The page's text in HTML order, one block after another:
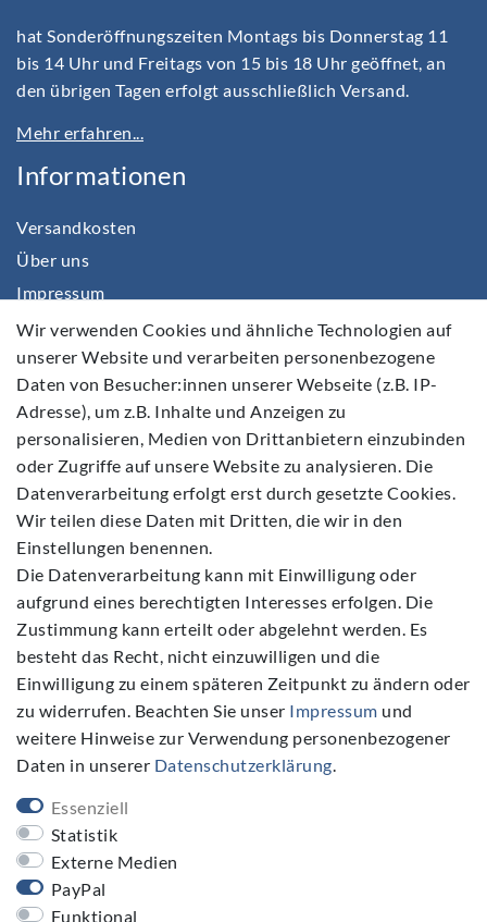
hat Sonderöffnungszeiten Montags bis Donnerstag 11
bis 14 Uhr und Freitags von 15 bis 18 Uhr geöffnet, an
den übrigen Tagen erfolgt ausschließlich Versand.
Mehr erfahren...
Informationen
Versandkosten
Über uns
Impressum
Daten­schutz­erklärung
AGB
Barrierefreiheitserklärung
Widerrufs­recht
Kontakt
Vertrag widerrufen
Folgen Sie Uns
E-MAIL **
Newsletter
Honig
Hiermit bestätige ich, dass ich die
gelesen habe. Meine Einwilligung kann ich jederzeit widerrufen.**
Wir verwenden Cookies und ähnliche Technologien auf
unserer Website und verarbeiten personenbezogene
Daten von Besucher:innen unserer Webseite (z.B. IP-
Adresse), um z.B. Inhalte und Anzeigen zu
personalisieren, Medien von Drittanbietern einzubinden
oder Zugriffe auf unsere Website zu analysieren. Die
Datenverarbeitung erfolgt erst durch gesetzte Cookies.
Wir teilen diese Daten mit Dritten, die wir in den
Einstellungen benennen.
Die Datenverarbeitung kann mit Einwilligung oder
aufgrund eines berechtigten Interesses erfolgen. Die
Zustimmung kann erteilt oder abgelehnt werden. Es
besteht das Recht, nicht einzuwilligen und die
Einwilligung zu einem späteren Zeitpunkt zu ändern oder
zu widerrufen. Beachten Sie unser Impressum und
weitere Hinweise zur Verwendung personenbezogener
Daten in unserer Daten­schutz­erklärung.
Essenziell
Statistik
Externe Medien
PayPal
Funktional